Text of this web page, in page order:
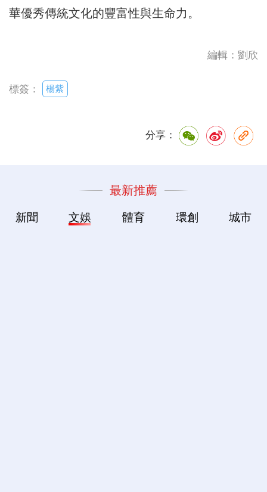
華優秀傳統文化的豐富性與生命力。
編輯：劉欣
標簽： 楊紫
分享：
最新推薦
新聞 文娛 體育 環創 城市